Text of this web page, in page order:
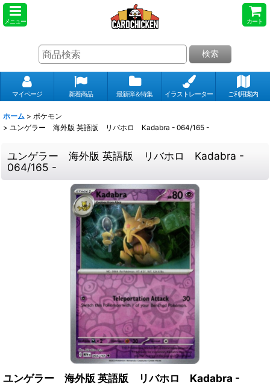
メニュー カート
検索
マイページ 新着商品 最新弾＆特集 イラストレーター ご利用案内
ホーム > ポケモン
> ユンゲラー 海外版 英語版 リバホロ Kadabra - 064/165 -
ユンゲラー 海外版 英語版 リバホロ Kadabra -
064/165 -
ユンゲラー 海外版 英語版 リバホロ Kadabra -